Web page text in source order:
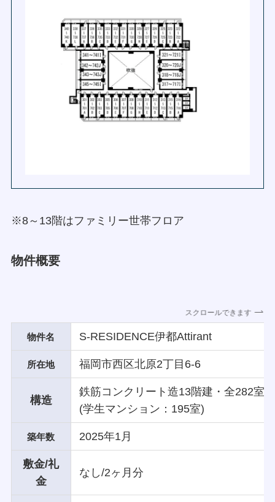
※8～13階はファミリー世帯フロア
物件概要
スクロールできます
物件名 S-RESIDENCE伊都Attirant
所在地 福岡市西区北原2丁目6-6
構造
鉄筋コンクリート造13階建・全282室
(学生マンション：195室)
築年数 2025年1月
敷金/礼
金
なし/2ヶ月分